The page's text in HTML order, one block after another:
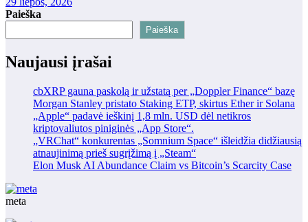
Paieška
Paieška
Naujausi įrašai
cbXRP gauna paskolą ir užstatą per „Doppler Finance“ bazę
Morgan Stanley pristato Staking ETP, skirtus Ether ir Solana
„Apple“ padavė ieškinį 1,8 mln. USD dėl netikros
kriptovaliutos piniginės „App Store“.
„VRChat“ konkurentas „Somnium Space“ išleidžia didžiausią
atnaujinimą prieš sugrįžimą į „Steam“
Elon Musk AI Abundance Claim vs Bitcoin’s Scarcity Case
meta